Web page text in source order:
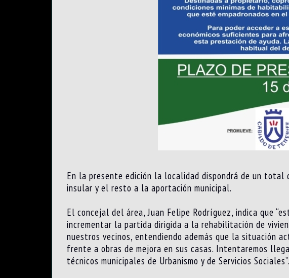
En la presente edición la localidad dispondrá de un total
insular y el resto a la aportación municipal.
El concejal del área, Juan Felipe Rodríguez, indica que
incrementar la partida dirigida a la rehabilitación de
nuestros vecinos, entendiendo además que la situación
frente a obras de mejora en sus casas. Intentaremos
técnicos municipales de Urbanismo y de Servicios Sociales”.